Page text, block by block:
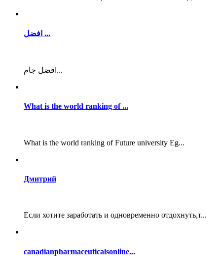
افضل ...
افضل جام...
What is the world ranking of ...
What is the world ranking of Future university Eg...
Дмитрий
Если хотите заработать и одновременно отдохнуть,т...
canadianpharmaceuticalsonline...